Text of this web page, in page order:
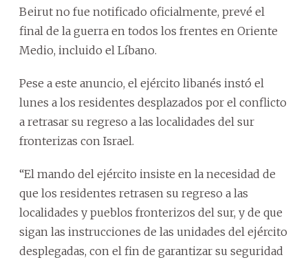
Beirut no fue notificado oficialmente, prevé el
final de la guerra en todos los frentes en Oriente
Medio, incluido el Líbano.
Pese a este anuncio, el ejército libanés instó el
lunes a los residentes desplazados por el conflicto
a retrasar su regreso a las localidades del sur
fronterizas con Israel.
“El mando del ejército insiste en la necesidad de
que los residentes retrasen su regreso a las
localidades y pueblos fronterizos del sur, y de que
sigan las instrucciones de las unidades del ejército
desplegadas, con el fin de garantizar su seguridad